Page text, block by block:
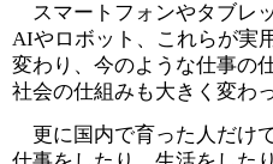
スマートフォンやタブレ
AIやロボット、これらが実
変わり、今のような仕事の
社会の仕組みも大きく変わ
更に国内で育った人だけ